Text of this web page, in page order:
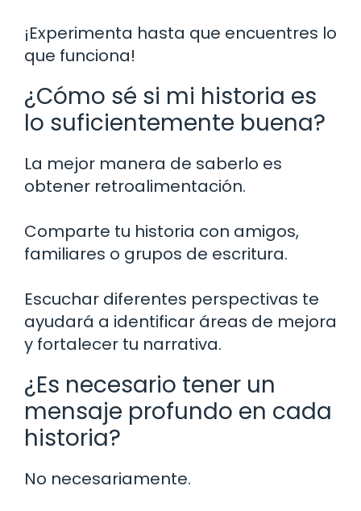
¡Experimenta hasta que encuentres lo
que funciona!
¿Cómo sé si mi historia es
lo suficientemente buena?
La mejor manera de saberlo es
obtener retroalimentación.
Comparte tu historia con amigos,
familiares o grupos de escritura.
Escuchar diferentes perspectivas te
ayudará a identificar áreas de mejora
y fortalecer tu narrativa.
¿Es necesario tener un
mensaje profundo en cada
historia?
No necesariamente.